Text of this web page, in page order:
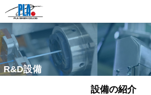
R&D設備
設備の紹介